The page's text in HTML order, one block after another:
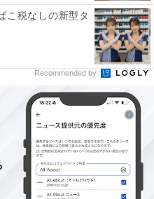
こ税なしの新型タ
Recommended by